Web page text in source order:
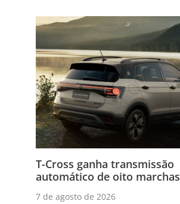
T-Cross ganha transmissão
automático de oito marchas
7 de agosto de 2026